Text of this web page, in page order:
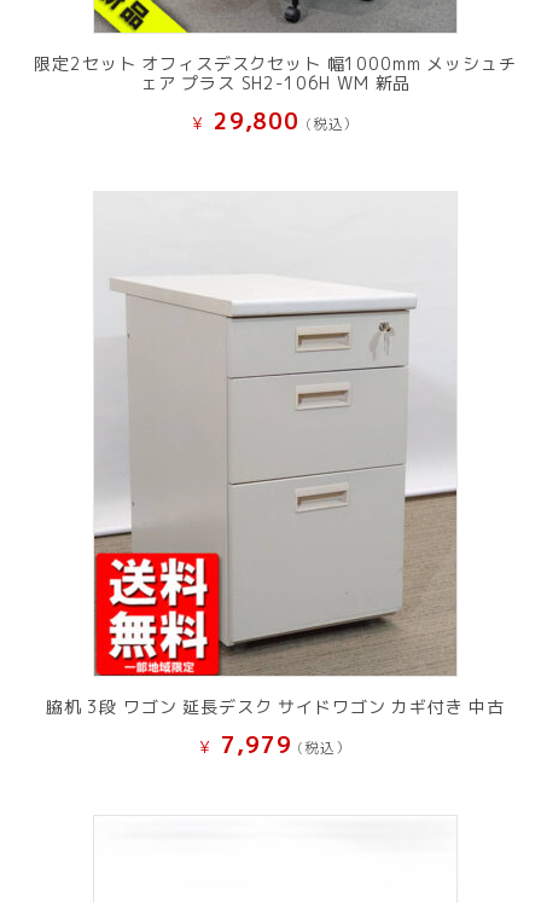
限定2セット オフィスデスクセット 幅1000mm メッシュチ
ェア プラス SH2-106H WM 新品
¥ 29,800 (税込）
脇机 3段 ワゴン 延長デスク サイドワゴン カギ付き 中古
¥ 7,979 (税込）